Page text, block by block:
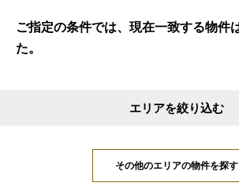
ご指定の条件では、現在一致する物件
た。
エリアを絞り込む
その他のエリアの物件を探す